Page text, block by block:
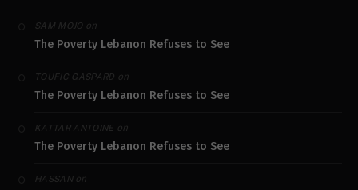
SAM MOJO on
The Poverty Lebanon Refuses to See
TOUFIC GASPARD on
The Poverty Lebanon Refuses to See
KATTAR ANTOINEon
The Poverty Lebanon Refuses to See
HASSANon